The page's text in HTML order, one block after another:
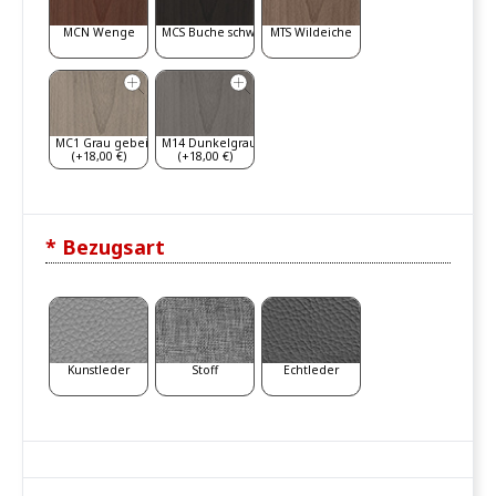
MCN Wenge MCS Buche schwarzMTS Wildeiche
MC1 Grau gebeizt
(+18,00 €)
M14 Dunkelgrau
(+18,00 €)
* Bezugsart
Kunstleder Stoff Echtleder